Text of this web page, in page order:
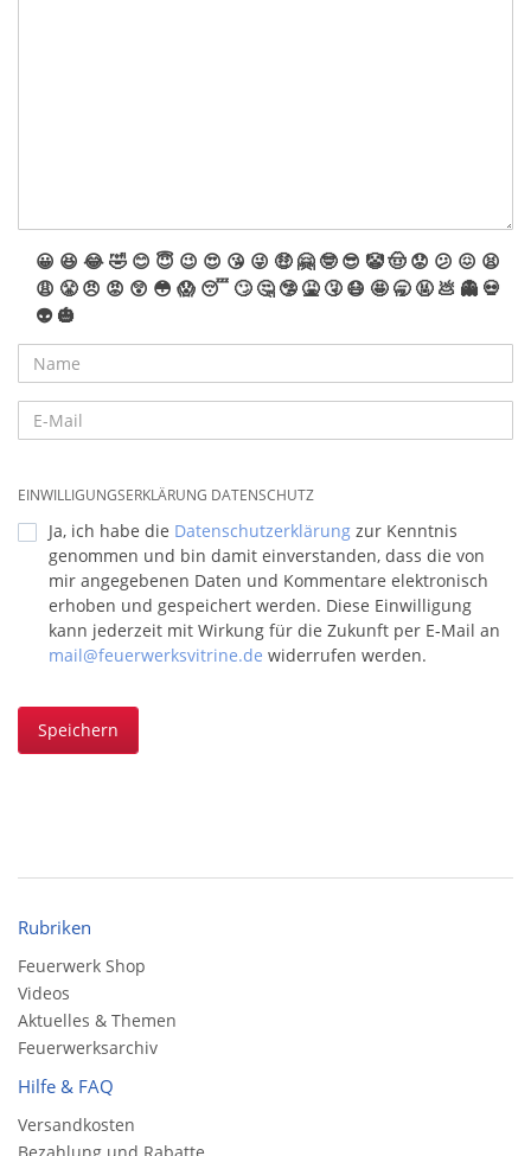
😀 😆 😂🤣 😊 😇 😉 😍 😘 😜 🤑 🤗 🤓 😎 🤡🤠 😟 😕 😖 😫
😩 😤 😠 😡 😲 😳 😱 😴 🙄 🤔 🤥 🤮 🤧 😷 🤩 🥱 🤬 💩 👻 💀
👽 🎃
EINWILLIGUNGSERKLÄRUNG DATENSCHUTZ
Ja, ich habe die Datenschutzerklärung zur Kenntnis
genommen und bin damit einverstanden, dass die von
mir angegebenen Daten und Kommentare elektronisch
erhoben und gespeichert werden. Diese Einwilligung
kann jederzeit mit Wirkung für die Zukunft per E-Mail an
mail@feuerwerksvitrine.de widerrufen werden.
Speichern
Rubriken
Feuerwerk Shop
Videos
Aktuelles & Themen
Feuerwerksarchiv
Hilfe & FAQ
Versandkosten